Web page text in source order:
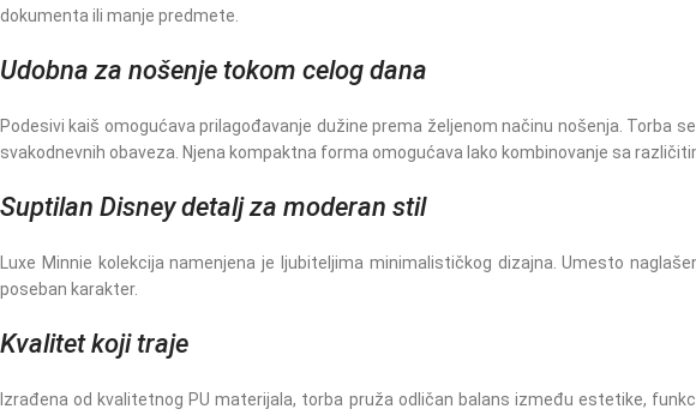
dokumenta ili manje predmete.
Udobna za nošenje tokom celog dana
Podesivi kaiš omogućava prilagođavanje dužine prema željenom načinu nošenja.
svakodnevnih obaveza. Njena kompaktna forma omogućava lako kombinovanje sa
Suptilan Disney detalj za moderan stil
Luxe Minnie kolekcija namenjena je ljubiteljima minimalističkog dizajna. Umesto
poseban karakter.
Kvalitet koji traje
Izrađena od kvalitetnog PU materijala, torba pruža odličan balans između estetike,